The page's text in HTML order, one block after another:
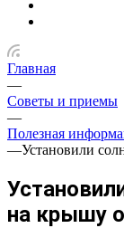
Главная
—
Советы и приемы
—
Полезная
—Установили
на крышу